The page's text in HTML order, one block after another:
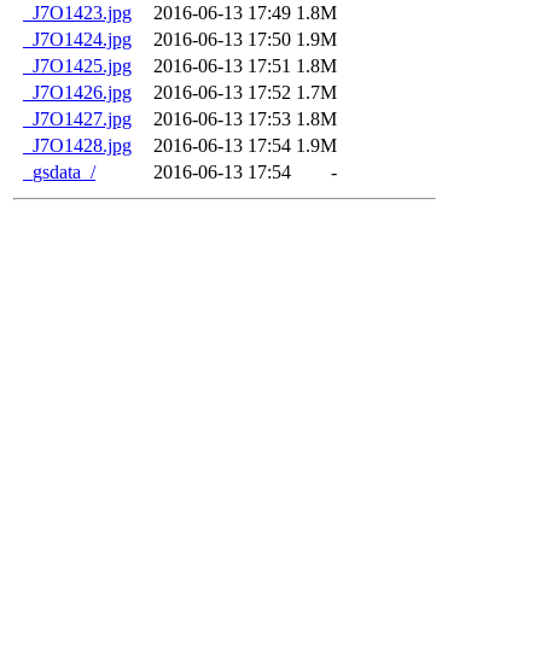
_J7O1423.jpg
2016-06-13 17:49 1.8M
_J7O1424.jpg
2016-06-13 17:50 1.9M
_J7O1425.jpg
2016-06-13 17:51 1.8M
_J7O1426.jpg
2016-06-13 17:52 1.7M
_J7O1427.jpg
2016-06-13 17:53 1.8M
_J7O1428.jpg
2016-06-13 17:54 1.9M
_gsdata_/
2016-06-13 17:54 -